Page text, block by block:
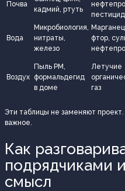
Почва
кадмий, ртуть
Вода
Микробиология,
нитраты,
железо
фтор,
Воздух
Пыль PM,
формальдегид
в доме
Летучие
газ
Эти таблицы не заменяют
важное.
Как
подрядчиками
смысл